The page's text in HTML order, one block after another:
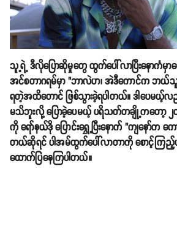
သူ့ရဲ့ ဒီလိုပြောဆိုမှုတွေ ထွက်ပေါ်လာပြီးနောင်္ကမှ
အင်စတာဂရမ်မှာ "ဘာလဲဟ၊ အဲဒီကောင်က ဘ
ရတဲ့အထိတောင် ဖြစ်သွားခဲ့ရပါတယ်။ ဒါပေမယ့်
မသိဘူးလို့ ပြောခဲ့ပေမယ့် ပရိသတ်တချို့ကတော့
ကို ရော်နယ်ဒို ပြောင်းရွှေ့ပြီးနောက် "ကျနော်က
တယ်ဆိုရင် ပါအမ်ထွက်ပေါ်လာတာကို စောင့်ကြည့်ပါ
ထောက်ပြနေကြပါတယ်။